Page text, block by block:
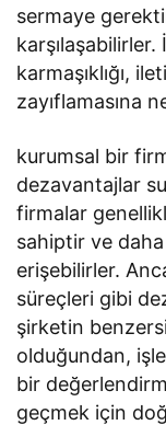
sermaye
karmaşıklığı,
zayıflamasına
kurumsal bir
dezavantajlar
firmalar
sahiptir ve
erişebilirler.
süreçleri gibi
şirketin
olduğundan,
bir
geçmek için